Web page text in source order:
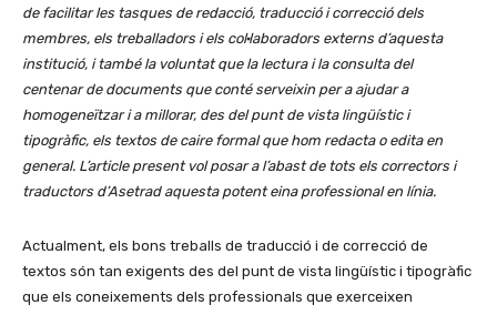
de facilitar les tasques de redacció, traducció i correcció dels
membres, els treballadors i els col·laboradors externs d’aquesta
institució, i també la voluntat que la lectura i la consulta del
centenar de documents que conté serveixin per a ajudar a
homogeneïtzar i a millorar, des del punt de vista lingüístic i
tipogràfic, els textos de caire formal que hom redacta o edita en
general. L’article present vol posar a l’abast de tots els correctors i
traductors d’Asetrad aquesta potent eina professional en línia.
Actualment, els bons treballs de traducció i de correcció de
textos són tan exigents des del punt de vista lingüístic i tipogràfic
que els coneixements dels professionals que exerceixen